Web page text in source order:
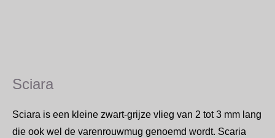
Sciara
Sciara is een kleine zwart-grijze vlieg van 2 tot 3 mm lang
die ook wel de varenrouwmug genoemd wordt. Scaria